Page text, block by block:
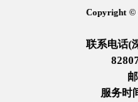
Copyright ©
联系电话(
服务时